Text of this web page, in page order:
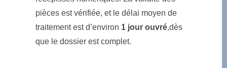
pièces est vérifiée, et le délai moyen de
traitement est d’environ 1 jour ouvré,dès
que le dossier est complet.